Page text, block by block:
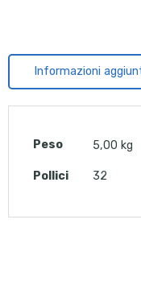
Informazioni
Peso 5,00 kg
Pollici 32